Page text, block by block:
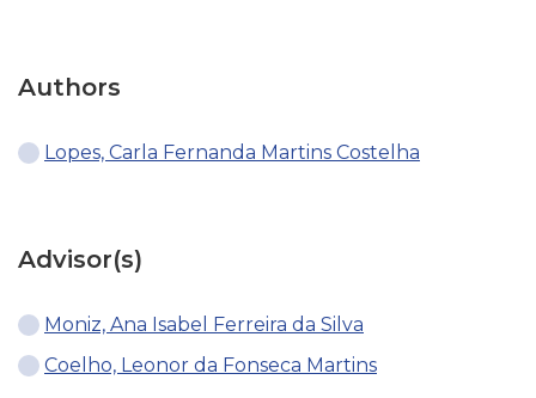
Authors
Lopes, Carla Fernanda Martins Costelha
Advisor(s)
Moniz, Ana Isabel Ferreira da Silva
Coelho, Leonor da Fonseca Martins